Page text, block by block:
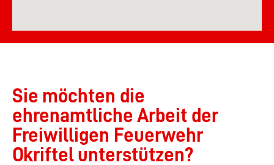
Sie möchten die
ehrenamtliche Arbeit der
Freiwilligen Feuerwehr
Okriftel unterstützen?